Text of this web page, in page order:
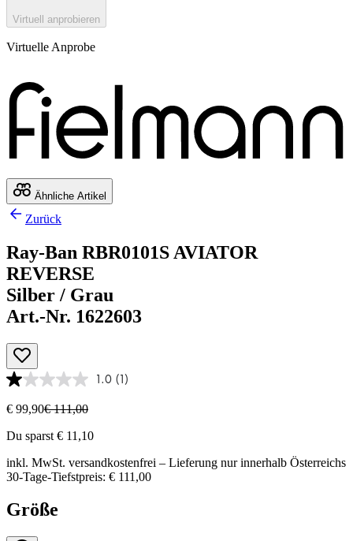
Virtuell anprobieren
Virtuelle Anprobe
Ähnliche Artikel
Zurück
Ray-Ban RBR0101S AVIATOR
REVERSE
Silber / Grau
Art.-Nr. 1622603
1.0 (1)
€ 99,90€ 111,00
Du sparst € 11,10
inkl. MwSt. versandkostenfrei – Lieferung nur innerhalb Österreichs
30-Tage-Tiefstpreis: € 111,00
Größe